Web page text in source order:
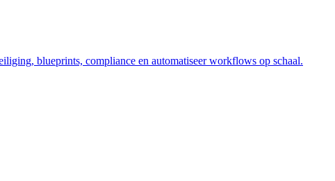
blueprints, compliance en automatiseer workflows op schaal.